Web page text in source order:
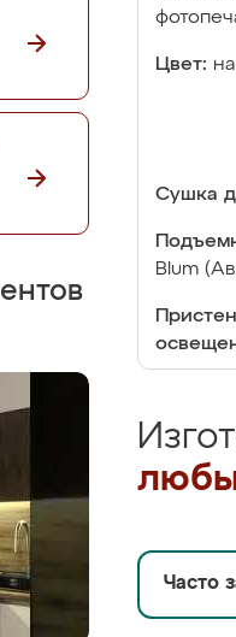
Цвет:
Сушка
Blum
Часто